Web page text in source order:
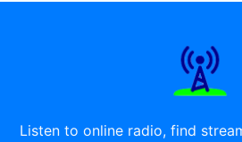
Listen to online radio, find